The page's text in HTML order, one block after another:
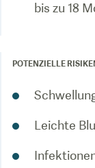
bis zu 18
POTENZIELLE
Leichte